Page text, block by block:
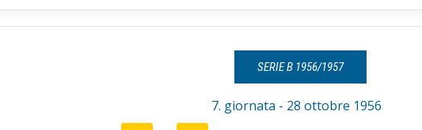
SERIE B 1956/1957
7. giornata - 28 ottobre 1956